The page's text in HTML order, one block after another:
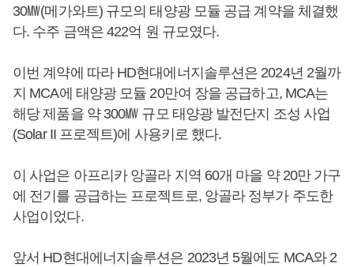
30㎿(메가와트) 규모의 태양광 모듈 공급 계약을 체결했
다. 수주 금액은 422억 원 규모였다.
이번 계약에 따라 HD현대에너지솔루션은 2024년 2월까
지 MCA에 태양광 모듈 20만여 장을 공급하고, MCA는
해당 제품을 약 300㎿ 규모 태양광 발전단지 조성 사업
(Solar II 프로젝트)에 사용키로 했다.
이 사업은 아프리카 앙골라 지역 60개 마을 약 20만 가구
에 전기를 공급하는 프로젝트로, 앙골라 정부가 주도한
사업이었다.
앞서 HD현대에너지솔루션은 2023년 5월에도 MCA와 2